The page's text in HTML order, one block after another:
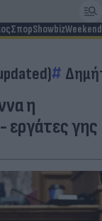
ΣπορShowbizWeekend
η
εργάτες γης